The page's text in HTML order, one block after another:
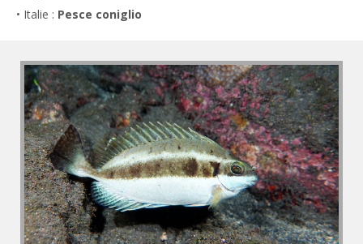
• Italie : Pesce coniglio